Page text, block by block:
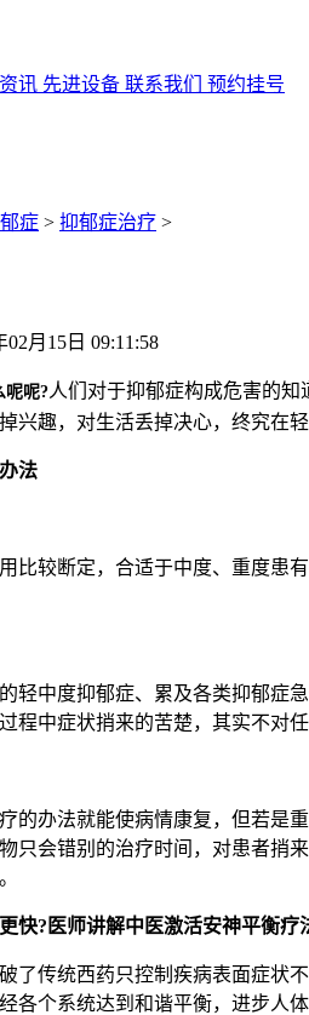
讯 先进设备 联系我们 预约挂号
症 > 抑郁症治疗 >
02月15日 09:11:58
呢呢?人们对于抑郁症构成危害的
兴趣，对生活丢掉决心，终究在
法
较断定，合适于中度、重度患有
中度抑郁症、累及各类抑郁症急
程中症状捎来的苦楚，其实不对
办法就能使病情康复，但若是重
只会错别的治疗时间，对患者捎
快?医师讲解中医激活安神平衡疗
传统西药只控制疾病表面症状不
各个系统达到和谐平衡，进步人